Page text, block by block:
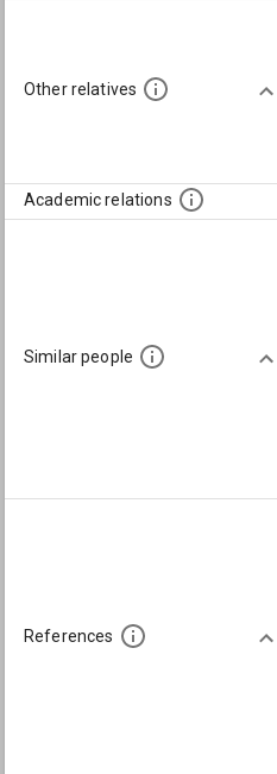
Other relatives
Academic relations
Similar people
References